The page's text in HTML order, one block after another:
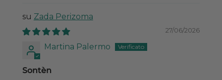
Zada Perizoma
27/06/2026
Martina Palermo
Sontèn